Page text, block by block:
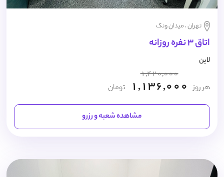
تهران ، میدان ونک
اتاق 3 نفره روزانه
لاین
هر روز
1,420,000
1,136,000 تومان
مشاهده شعبه و رزرو